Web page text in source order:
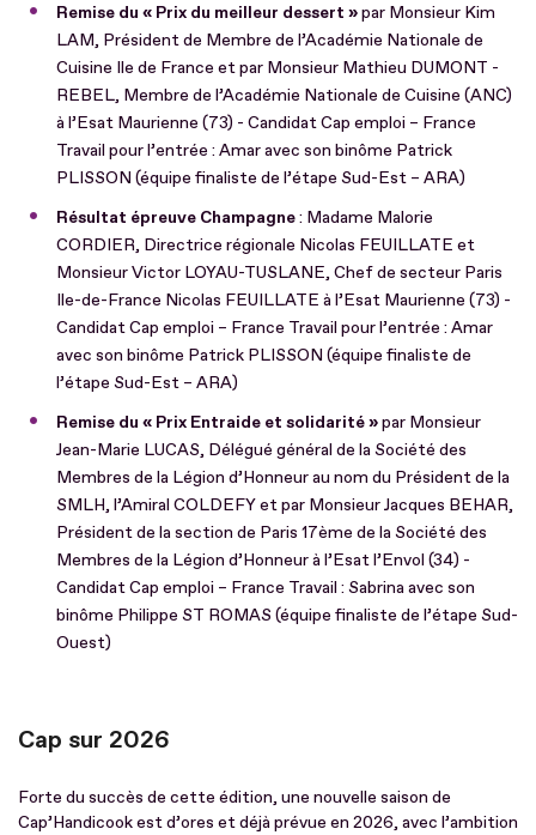
Remise du « Prix du meilleur dessert »par Monsieur Kim
LAM, Président de Membre de l’Académie Nationale de
Cuisine Ile de France et par Monsieur Mathieu DUMONT -
REBEL, Membre de l’Académie Nationale de Cuisine (ANC)
à l’Esat Maurienne (73) - Candidat Cap emploi – France
Travail pour l’entrée : Amar avec son binôme Patrick
PLISSON (équipe finaliste de l’étape Sud-Est – ARA)
Résultat épreuve Champagne: Madame Malorie
CORDIER, Directrice régionale Nicolas FEUILLATE et
Monsieur Victor LOYAU-TUSLANE, Chef de secteur Paris
Ile-de-France Nicolas FEUILLATE à l’Esat Maurienne (73) -
Candidat Cap emploi – France Travail pour l’entrée : Amar
avec son binôme Patrick PLISSON (équipe finaliste de
l’étape Sud-Est – ARA)
Remise du « Prix Entraide et solidarité »par Monsieur
Jean-Marie LUCAS, Délégué général de la Société des
Membres de la Légion d’Honneur au nom du Président de la
SMLH, l’Amiral COLDEFY et par Monsieur Jacques BEHAR,
Président de la section de Paris 17ème de la Société des
Membres de la Légion d’Honneur à l’Esat l’Envol (34) -
Candidat Cap emploi – France Travail : Sabrina avec son
binôme Philippe ST ROMAS (équipe finaliste de l’étape Sud-
Ouest)
Cap sur 2026
Forte du succès de cette édition, une nouvelle saison de
Cap’Handicook est d’ores et déjà prévue en 2026, avec l’ambition